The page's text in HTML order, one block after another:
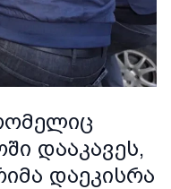
დააკავეს,
დაეკისრა